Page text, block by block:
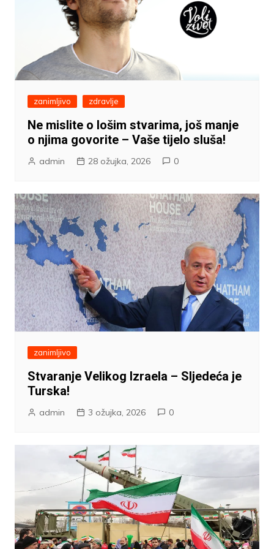
zanimljivo zdravlje
Ne mislite o lošim stvarima, još manje
o njima govorite – Vaše tijelo sluša!
admin 28 ožujka, 2026 0
zanimljivo
Stvaranje Velikog Izraela – Sljedeća je
Turska!
admin 3 ožujka, 2026 0